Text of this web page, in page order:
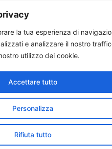
la tua esperienza di
e analizzare il nostro
utilizzo dei cookie.
Personalizza
Rifiuta tutto
Accettare tutto